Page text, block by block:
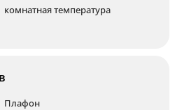
комнатная температура
Плафон